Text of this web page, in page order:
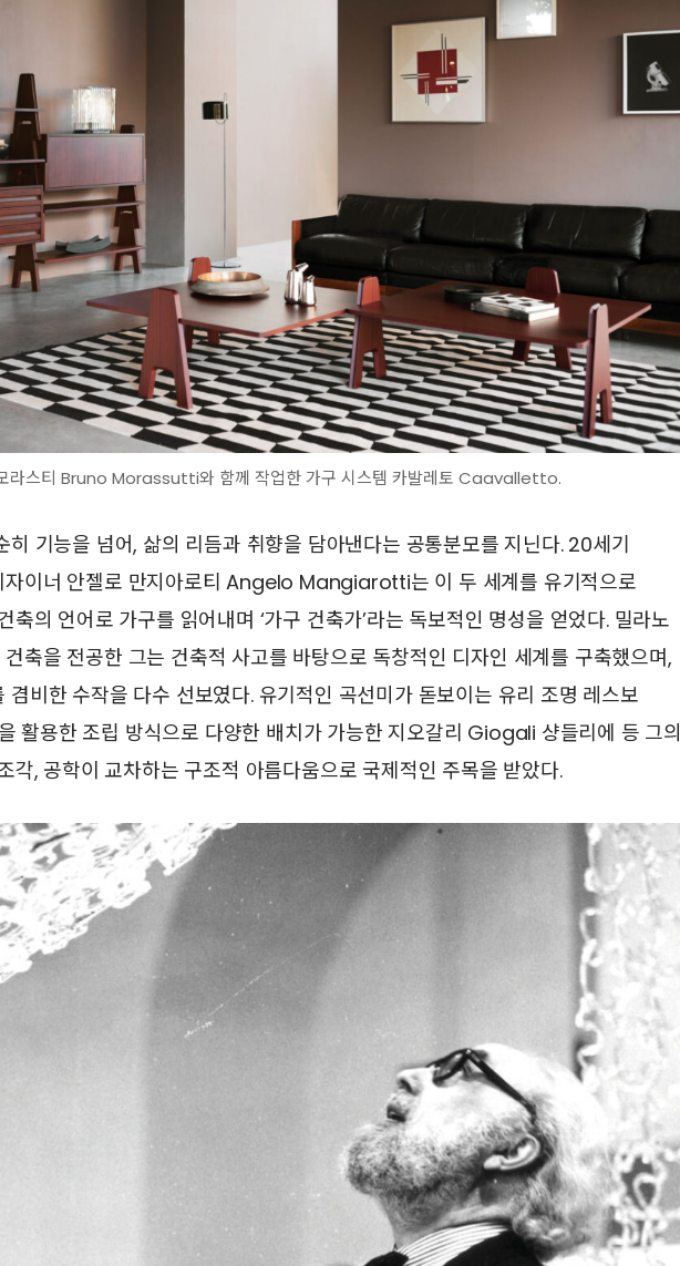
라스티 Bruno Morassutti와 함께 작업한 가구 시스템 카발레토 Caavalletto.
히 기능을 넘어, 삶의 리듬과 취향을 담아낸다는 공통분모를 지닌다. 20세기
자이너 안젤로 만지아로티 Angelo Mangiarotti는 이 두 세계를 유기적으로
축의 언어로 가구를 읽어내며 ‘가구 건축가’라는 독보적인 명성을 얻었다. 밀라노
축을 전공한 그는 건축적 사고를 바탕으로 독창적인 디자인 세계를 구축했으며,
겸비한 수작을 다수 선보였다. 유기적인 곡선미가 돋보이는 유리 조명 레스보
활용한 조립 방식으로 다양한 배치가 가능한 지오갈리 Giogali 샹들리에 등 그의
각, 공학이 교차하는 구조적 아름다움으로 국제적인 주목을 받았다.